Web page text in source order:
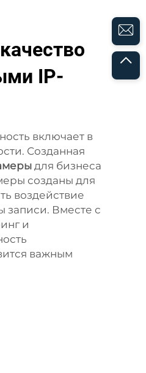
IP-
включает в
Созданная
для бизнеса
созданы для
воздействие
записи. Вместе с
и
важным